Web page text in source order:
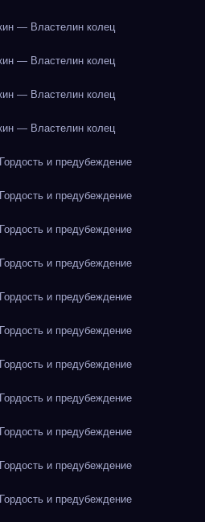
— Властелин колец
— Властелин колец
— Властелин колец
— Властелин колец
и предубеждение
и предубеждение
и предубеждение
и предубеждение
и предубеждение
и предубеждение
и предубеждение
и предубеждение
и предубеждение
и предубеждение
и предубеждение